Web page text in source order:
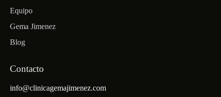
Equipo
Gema Jimenez
Blog
Contacto
info@clinicagemajimenez.com